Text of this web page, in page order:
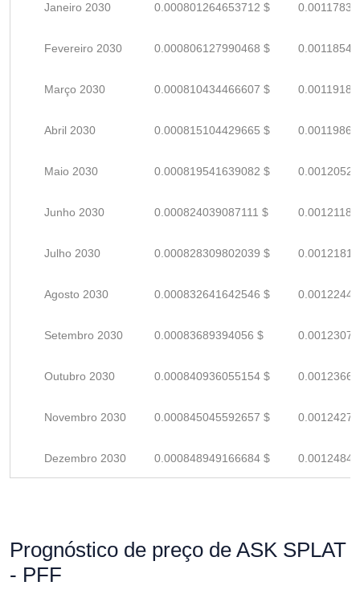
Janeiro 2030 0.000801264653712 $
Fevereiro 2030 0.000806127990468 $
Março 2030 0.000810434466607 $
Abril 2030 0.000815104429665 $
Maio 2030 0.000819541639082 $
Junho 2030 0.000824039087111 $
Julho 2030 0.000828309802039 $
Agosto 2030 0.000832641642546 $
Setembro 2030 0.00083689394056 $
Outubro 2030 0.000840936055154 $
Novembro 2030 0.000845045592657 $
Dezembro 2030 0.000848949166684 $
Prognóstico de preço de ASK SPLAT
- PFF